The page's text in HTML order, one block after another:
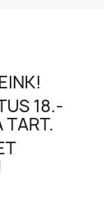
18.-
TART.